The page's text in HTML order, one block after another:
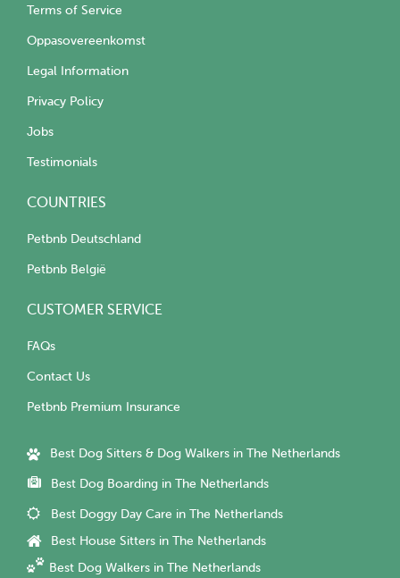
Terms of Service
Oppasovereenkomst
Legal Information
Privacy Policy
Jobs
Testimonials
COUNTRIES
Petbnb Deutschland
Petbnb België
CUSTOMER SERVICE
FAQs
Contact Us
Petbnb Premium Insurance
Best Dog Sitters & Dog Walkers in The Netherlands
Best Dog Boarding in The Netherlands
Best Doggy Day Care in The Netherlands
Best House Sitters in The Netherlands
Best Dog Walkers in The Netherlands